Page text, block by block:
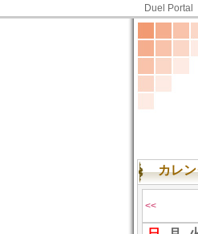
Duel Portal
カレ
<<